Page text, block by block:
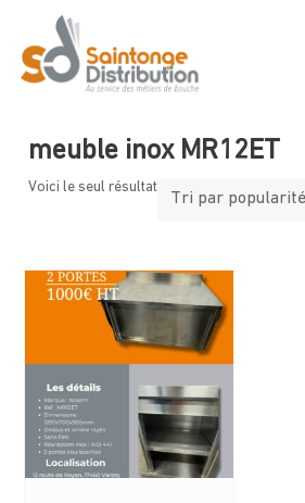
content
Boutique
meuble inox MR12ET
Voici le seul résultat